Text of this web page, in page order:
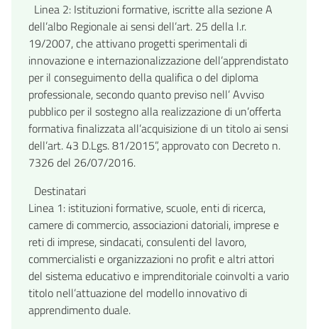
Linea 2: Istituzioni formative, iscritte alla sezione A
dell’albo Regionale ai sensi dell’art. 25 della l.r.
19/2007, che attivano progetti sperimentali di
innovazione e internazionalizzazione dell’apprendistato
per il conseguimento della qualifica o del diploma
professionale, secondo quanto previso nell’ Avviso
pubblico per il sostegno alla realizzazione di un’offerta
formativa finalizzata all’acquisizione di un titolo ai sensi
dell’art. 43 D.Lgs. 81/2015”, approvato con Decreto n.
7326 del 26/07/2016.
Destinatari
Linea 1: istituzioni formative, scuole, enti di ricerca,
camere di commercio, associazioni datoriali, imprese e
reti di imprese, sindacati, consulenti del lavoro,
commercialisti e organizzazioni no profit e altri attori
del sistema educativo e imprenditoriale coinvolti a vario
titolo nell’attuazione del modello innovativo di
apprendimento duale.